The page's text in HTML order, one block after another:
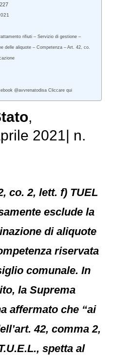
rifiuti – Servizio di gestione –
delle aliquote – Competenza – Art. 42, co.
@avvrenatodisa Cliccare qui
,
2021| n.
co. 2, lett. f) TUEL
esclude la
di aliquote
riservata
comunale. In
la Suprema
affermato che “ai
42, comma 2,
spetta al